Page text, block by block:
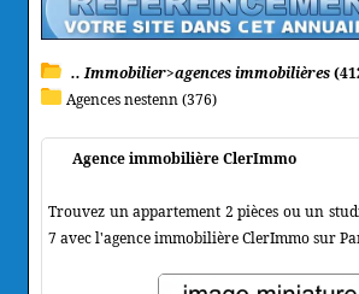
.. Immobilier>agences immobilières
Agences nestenn (376)
Agence immobilière ClerImmo
Trouvez un appartement 2 pièces ou un
7 avec l'agence immobilière ClerImmo sur